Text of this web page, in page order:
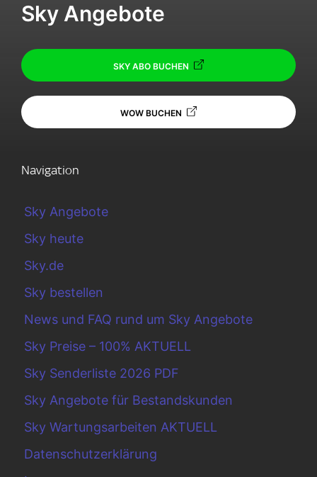
Sky Angebote
SKY ABO BUCHEN
WOW BUCHEN
Navigation
Sky Angebote
Sky heute
Sky.de
Sky bestellen
News und FAQ rund um Sky Angebote
Sky Preise – 100% AKTUELL
Sky Senderliste 2026 PDF
Sky Angebote für Bestandskunden
Sky Wartungsarbeiten AKTUELL
Datenschutzerklärung